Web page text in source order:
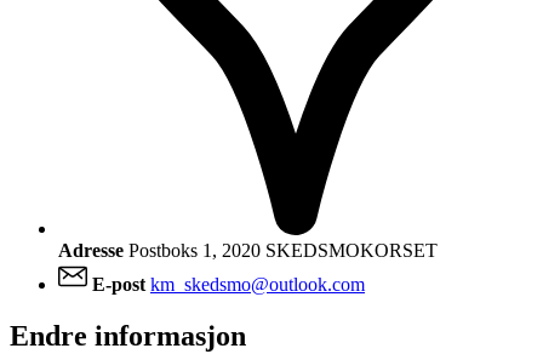
Adresse Postboks 1, 2020 SKEDSMOKORSET
E-post km_skedsmo@outlook.com
Endre informasjon